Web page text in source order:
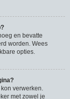
en bevatte
worden. Wees
opties.
verwerken.
met zowel je